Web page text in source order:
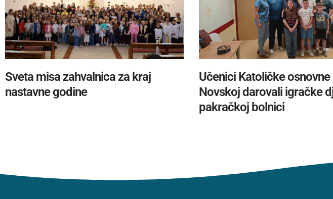
Sveta misa zahvalnica za kraj
nastavne godine
Učenici Katoličke osnovne
Novskoj darovali igračke
pakračkoj bolnici